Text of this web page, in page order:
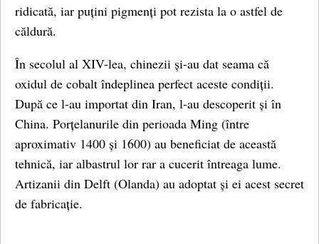
ridicată, iar puțini pigmenți pot rezista la o astfel de
căldură.
În secolul al XIV-lea, chinezii și-au dat seama că
oxidul de cobalt îndeplinea perfect aceste condiții.
După ce l-au importat din Iran, l-au descoperit și în
China. Porțelanurile din perioada Ming (între
aproximativ 1400 și 1600) au beneficiat de această
tehnică, iar albastrul lor rar a cucerit întreaga lume.
Artizanii din Delft (Olanda) au adoptat și ei acest secret
de fabricație.